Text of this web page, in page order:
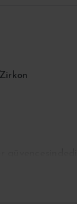
güvencesindedir